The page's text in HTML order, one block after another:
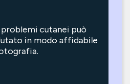
problemi cutanei può
in modo affidabile